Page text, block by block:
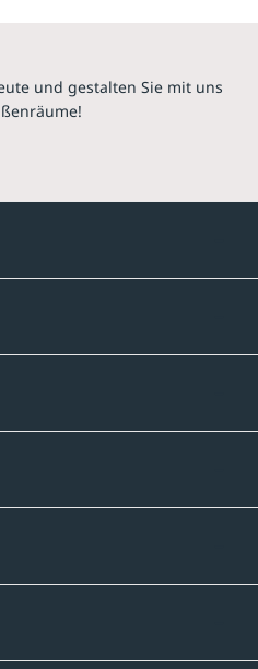
und gestalten Sie mit uns